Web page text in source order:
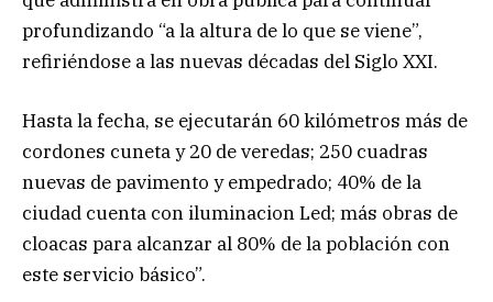
profundizando “a la altura de lo que se viene”,
refiriéndose a las nuevas décadas del Siglo XXI.
Hasta la fecha, se ejecutarán 60 kilómetros más de
cordones cuneta y 20 de veredas; 250 cuadras
nuevas de pavimento y empedrado; 40% de la
ciudad cuenta con iluminacion Led; más obras de
cloacas para alcanzar al 80% de la población con
este servicio básico”.